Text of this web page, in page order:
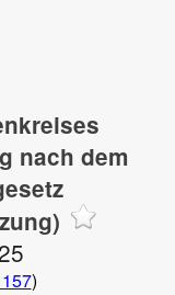
nach dem
)